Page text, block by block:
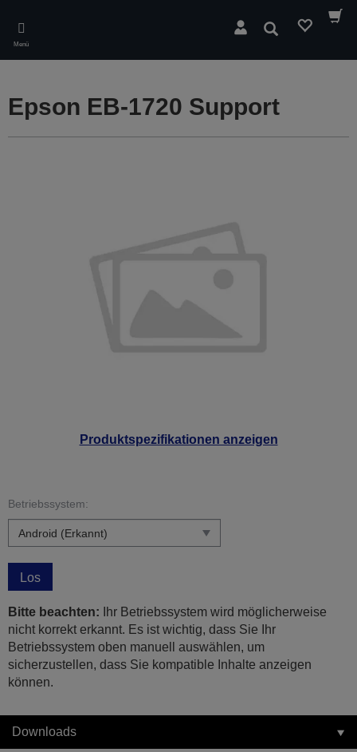
main
content
Menü
Suchen
Produktspezifikationen anzeigen
Epson EB-1720 Support
Betriebssystem:
Los
Bitte beachten: Ihr Betriebssystem wird möglicherweise
nicht korrekt erkannt. Es ist wichtig, dass Sie Ihr
Betriebssystem oben manuell auswählen, um
sicherzustellen, dass Sie kompatible Inhalte anzeigen
können.
Downloads